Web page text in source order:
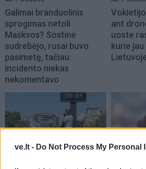
ve.lt - Do Not Process My Personal
Galimai branduolinis
sprogimas netoli
Maskvos? Sostinė
sudrebėjo, rusai buvo
pasimetę, tačiau
incidento niekas
nekomentavo
ant
uoste
kurie